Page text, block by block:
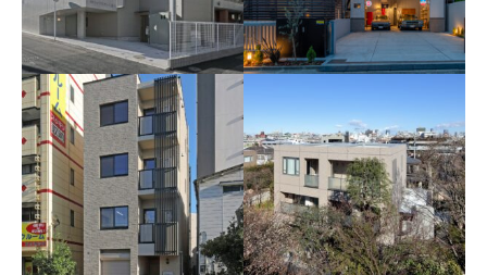
鎌倉Ｉ様邸新築工事
海の見える高台にあるアメリ